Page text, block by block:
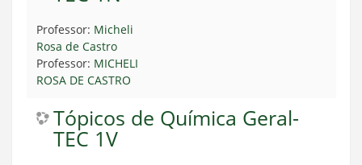
Professor: Micheli
Rosa de Castro
Professor: MICHELI
ROSA DE CASTRO
Tópicos de Química Geral-
TEC 1V